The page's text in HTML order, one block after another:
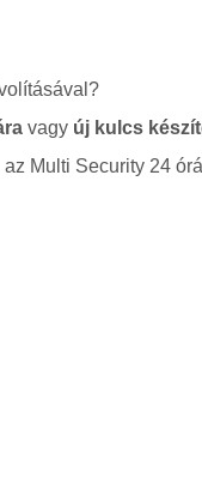
vagy új kulcs
Multi Security 24